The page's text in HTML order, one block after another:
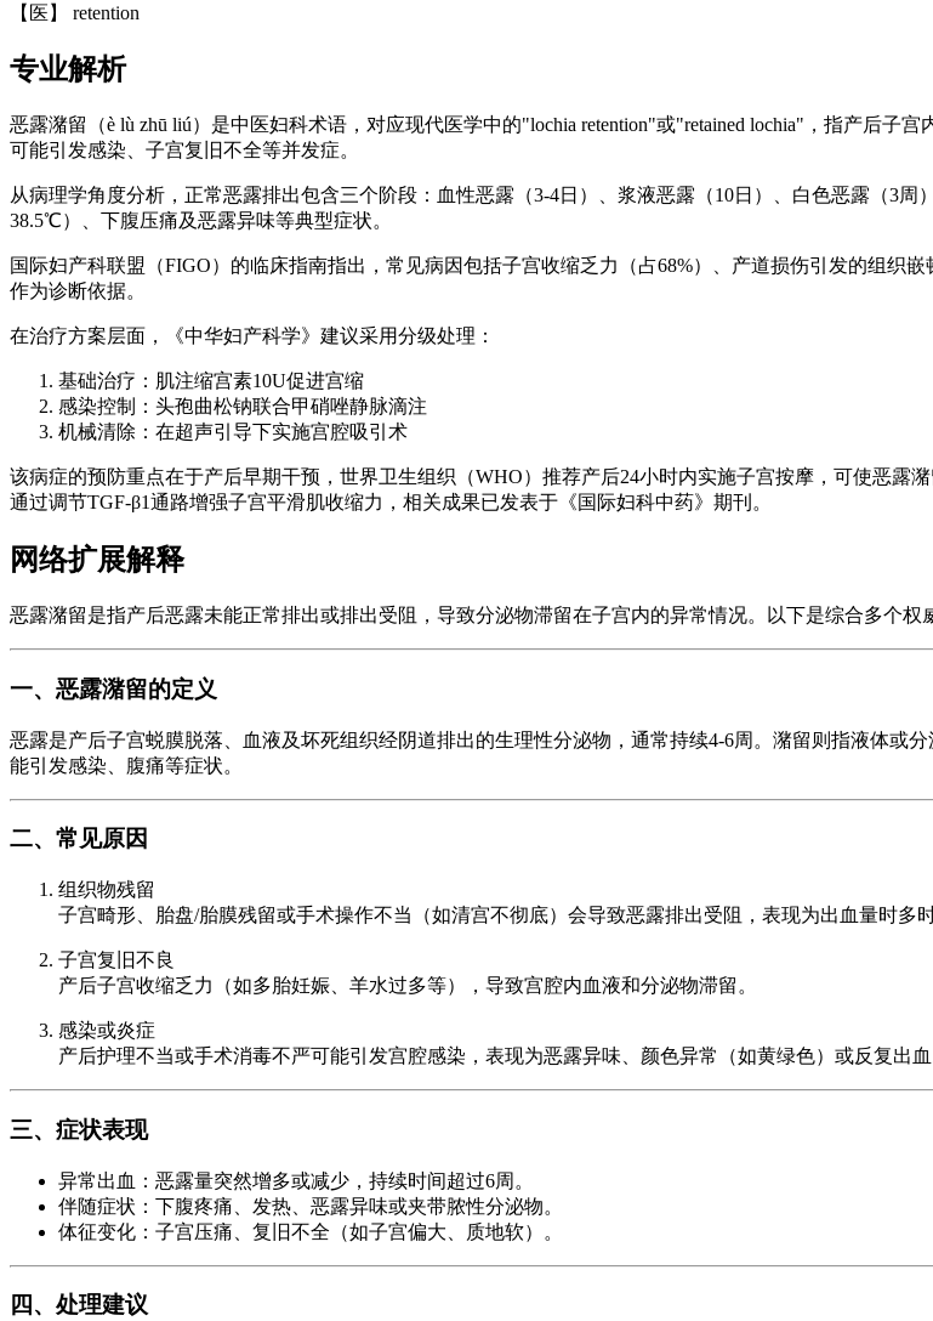
【医】 retention
专业解析
恶露潴留（è lù zhū liú）是中医妇科术语，对应现代医学中的"lochia retention"或"retained lochia"，指产后子
可能引发感染、子宫复旧不全等并发症。
从病理学角度分析，正常恶露排出包含三个阶段：血性恶露（3-4日）、浆液恶露（10日）、白色恶露（3
38.5℃）、下腹压痛及恶露异味等典型症状。
国际妇产科联盟（FIGO）的临床指南指出，常见病因包括子宫收缩乏力（占68%）、产道损伤引发的组织
作为诊断依据。
在治疗方案层面，《中华妇产科学》建议采用分级处理：
基础治疗：肌注缩宫素10U促进宫缩
感染控制：头孢曲松钠联合甲硝唑静脉滴注
机械清除：在超声引导下实施宫腔吸引术
该病症的预防重点在于产后早期干预，世界卫生组织（WHO）推荐产后24小时内实施子宫按摩，可使恶露
通过调节TGF-β1通路增强子宫平滑肌收缩力，相关成果已发表于《国际妇科中药》期刊。
网络扩展解释
恶露潴留是指产后恶露未能正常排出或排出受阻，导致分泌物滞留在子宫内的异常情况。以下是综合多个权
一、恶露潴留的定义
恶露是产后子宫蜕膜脱落、血液及坏死组织经阴道排出的生理性分泌物，通常持续4-6周。潴留则指液体或
能引发感染、腹痛等症状。
二、常见原因
组织物残留
子宫畸形、胎盘/胎膜残留或手术操作不当（如清宫不彻底）会导致恶露排出受阻，表现为出血量时多
子宫复旧不良
产后子宫收缩乏力（如多胎妊娠、羊水过多等），导致宫腔内血液和分泌物滞留。
感染或炎症
产后护理不当或手术消毒不严可能引发宫腔感染，表现为恶露异味、颜色异常（如黄绿色）或反复出血
三、症状表现
异常出血：恶露量突然增多或减少，持续时间超过6周。
伴随症状：下腹疼痛、发热、恶露异味或夹带脓性分泌物。
体征变化：子宫压痛、复旧不全（如子宫偏大、质地软）。
四、处理建议